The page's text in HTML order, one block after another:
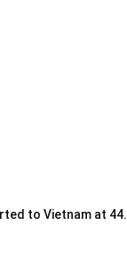
to Vietnam at 44.